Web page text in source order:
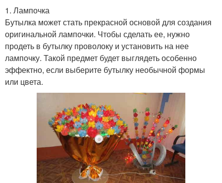
1. Лампочка
Бутылка может стать прекрасной основой для создания
оригинальной лампочки. Чтобы сделать ее, нужно
продеть в бутылку проволоку и установить на нее
лампочку. Такой предмет будет выглядеть особенно
эффектно, если выберите бутылку необычной формы
или цвета.